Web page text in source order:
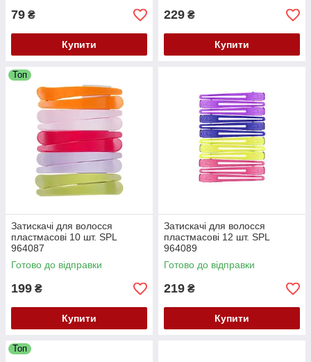
79 ₴
Купити
229 ₴
Купити
Топ
Затискачі для волосся
пластмасові 10 шт. SPL
964087
Готово до відправки
199 ₴
Купити
Затискачі для волосся
пластмасові 12 шт. SPL
964089
Готово до відправки
219 ₴
Купити
Топ